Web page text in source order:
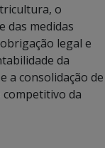
o
das medidas
legal e
da
a consolidação de
da